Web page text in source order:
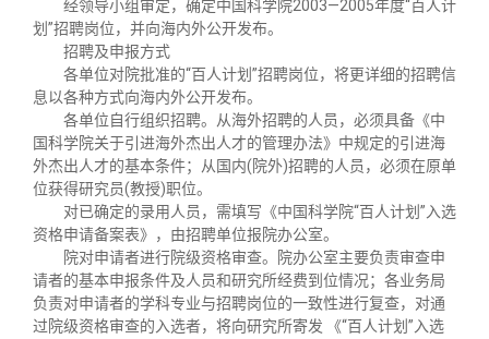
经领导小组审定，确定中国科学院2003—2005年度“百人计
划”招聘岗位，并向海内外公开发布。
招聘及申报方式
各单位对院批准的“百人计划”招聘岗位，将更详细的招聘信
息以各种方式向海内外公开发布。
各单位自行组织招聘。从海外招聘的人员，必须具备《中
国科学院关于引进海外杰出人才的管理办法》中规定的引进海
外杰出人才的基本条件；从国内(院外)招聘的人员，必须在原单
位获得研究员(教授)职位。
对已确定的录用人员，需填写《中国科学院“百人计划”入选
资格申请备案表》，由招聘单位报院办公室。
院对申请者进行院级资格审查。院办公室主要负责审查申
请者的基本申报条件及人员和研究所经费到位情况；各业务局
负责对申请者的学科专业与招聘岗位的一致性进行复查，对通
过院级资格审查的入选者，将向研究所寄发 《“百人计划”入选